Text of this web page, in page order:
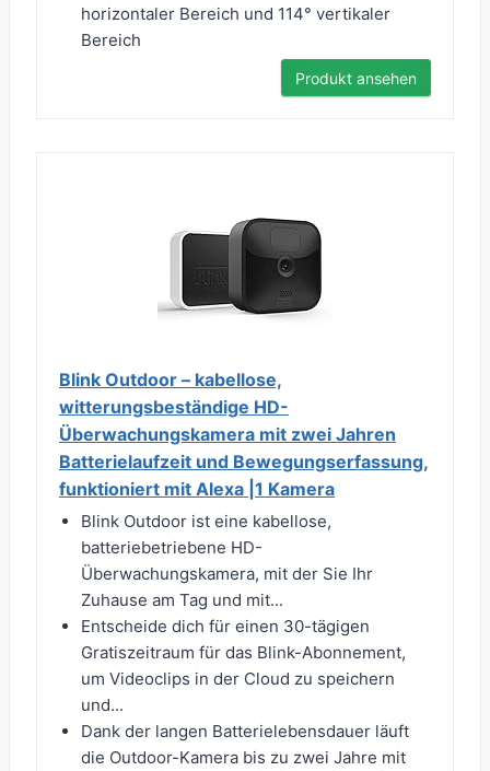
horizontaler Bereich und 114° vertikaler
Bereich
Produkt ansehen
Blink Outdoor – kabellose,
witterungsbeständige HD-
Überwachungskamera mit zwei Jahren
Batterielaufzeit und Bewegungserfassung,
funktioniert mit Alexa |1 Kamera
Blink Outdoor ist eine kabellose,
batteriebetriebene HD-
Überwachungskamera, mit der Sie Ihr
Zuhause am Tag und mit...
Entscheide dich für einen 30-tägigen
Gratiszeitraum für das Blink-Abonnement,
um Videoclips in der Cloud zu speichern
und...
Dank der langen Batterielebensdauer läuft
die Outdoor-Kamera bis zu zwei Jahre mit